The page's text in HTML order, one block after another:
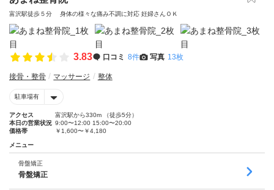
富沢駅徒歩５分 身体の様々な痛み不調に対応 妊婦さんＯＫ
3.83 口コミ 8件 写真 13枚
接骨・整骨 マッサージ 整体
駐車場有
アクセス
富沢駅から330m （徒歩5分）
本日の営業状況 9:00〜12:00 15:00〜20:00
価格帯
￥1,600〜￥4,180
メニュー
骨盤矯正
骨盤矯正